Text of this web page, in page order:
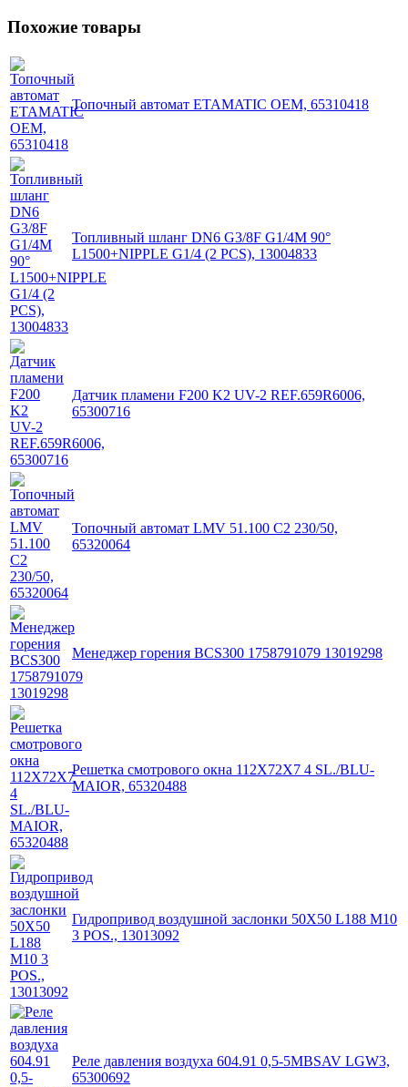
Похожие товары
Топочный автомат ETAMATIC OEM, 65310418
Топливный шланг DN6 G3/8F G1/4M 90°
L1500+NIPPLE G1/4 (2 PCS), 13004833
Датчик пламени F200 K2 UV-2 REF.659R6006,
65300716
Топочный автомат LMV 51.100 C2 230/50,
65320064
Менеджер горения BCS300 1758791079 13019298
Решетка смотрового окна 112X72X7 4 SL./BLU-
MAIOR, 65320488
Гидропривод воздушной заслонки 50X50 L188 M10
3 POS., 13013092
Реле давления воздуха 604.91 0,5-5MBSAV LGW3,
65300692